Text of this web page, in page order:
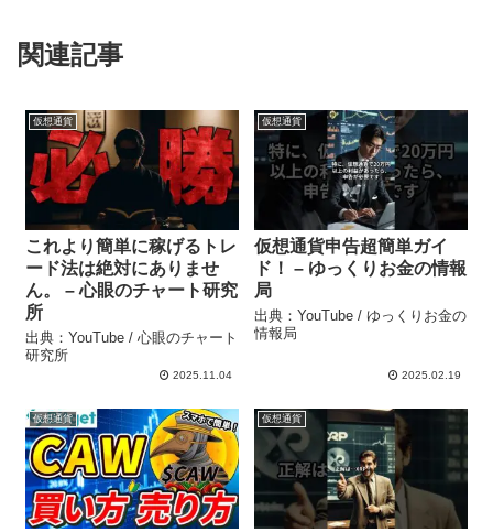
関連記事
仮想通貨
これより簡単に稼げるトレ
ード法は絶対にありませ
ん。 – 心眼のチャート研究
所
出典：YouTube / 心眼のチャート
研究所
2025.11.04
仮想通貨
仮想通貨申告超簡単ガイ
ド！ – ゆっくりお金の情報
局
出典：YouTube / ゆっくりお金の
情報局
2025.02.19
仮想通貨 仮想通貨